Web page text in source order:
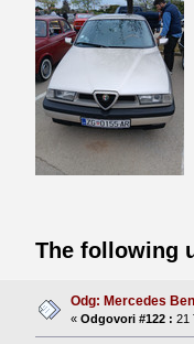
The following
Odg: Mercedes
«Odgovori #122 : 21